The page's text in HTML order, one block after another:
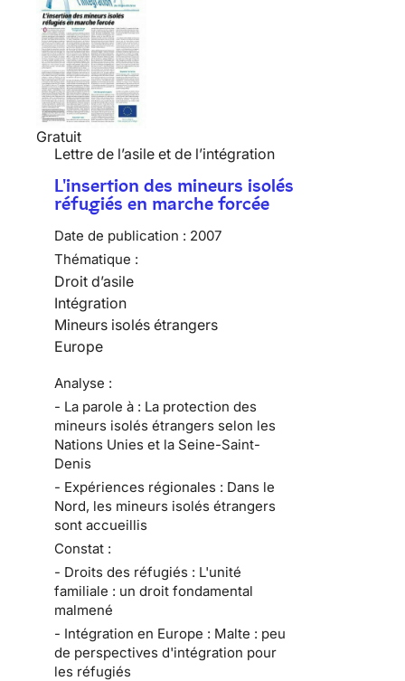
Gratuit
Lettre de l’asile et de l’intégration
L'insertion des mineurs isolés
réfugiés en marche forcée
Date de publication : 2007
Thématique :
Droit d’asile
Intégration
Mineurs isolés étrangers
Europe
Analyse :
- La parole à : La protection des
mineurs isolés étrangers selon les
Nations Unies et la Seine-Saint-
Denis
- Expériences régionales : Dans le
Nord, les mineurs isolés étrangers
sont accueillis
Constat :
- Droits des réfugiés : L'unité
familiale : un droit fondamental
malmené
- Intégration en Europe : Malte : peu
de perspectives d'intégration pour
les réfugiés